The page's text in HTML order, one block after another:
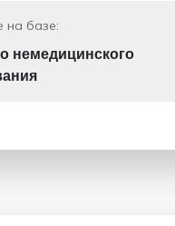
на базе:
немедицинского